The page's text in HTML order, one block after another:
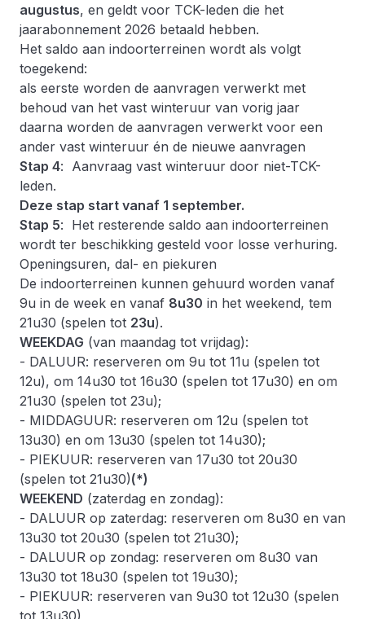
augustus, en geldt voor TCK-leden die het
jaarabonnement 2026 betaald hebben.
Het saldo aan indoorterreinen wordt als volgt
toegekend:
als eerste worden de aanvragen verwerkt met
behoud van het vast winteruur van vorig jaar
daarna worden de aanvragen verwerkt voor een
ander vast winteruur én de nieuwe aanvragen
Stap 4: Aanvraag vast winteruur door niet-TCK-
leden.
Deze stap start vanaf 1 september.
Stap 5: Het resterende saldo aan indoorterreinen
wordt ter beschikking gesteld voor losse verhuring.
Openingsuren, dal- en piekuren
De indoorterreinen kunnen gehuurd worden vanaf
9u in de week en vanaf 8u30 in het weekend, tem
21u30 (spelen tot 23u).
WEEKDAG (van maandag tot vrijdag):
- DALUUR: reserveren om 9u tot 11u (spelen tot
12u), om 14u30 tot 16u30 (spelen tot 17u30) en om
21u30 (spelen tot 23u);
- MIDDAGUUR: reserveren om 12u (spelen tot
13u30) en om 13u30 (spelen tot 14u30);
- PIEKUUR: reserveren van 17u30 tot 20u30
(spelen tot 21u30)(*)
WEEKEND (zaterdag en zondag):
- DALUUR op zaterdag: reserveren om 8u30 en van
13u30 tot 20u30 (spelen tot 21u30);
- DALUUR op zondag: reserveren om 8u30 van
13u30 tot 18u30 (spelen tot 19u30);
- PIEKUUR: reserveren van 9u30 tot 12u30 (spelen
tot 13u30)